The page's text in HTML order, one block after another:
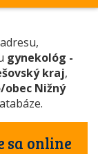
gynekológ -
kraj,
Nižný
sa online